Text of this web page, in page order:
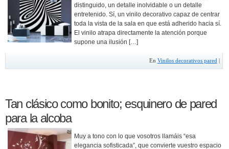
distinguido, un detalle inolvidable o un detalle
entretenido. Sí, un vinilo decorativo capaz de centrar
toda la vista de la sala en que está adherido hacia sí.
El vinilo atrapa directamente la atención porque
supone una ilusión […]
En Vinilos decorativos pared
Tan clásico como bonito; esquinero de pared
para la alcoba
Muy a tono con lo que vosotros llamáis “esa
elegancia sofisticada”, que convierte vuestro espacio